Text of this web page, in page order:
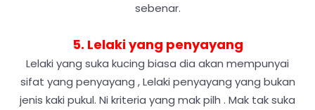
sebenar.
5. Lelaki yang penyayang
Lelaki yang suka kucing biasa dia akan mempunyai
sifat yang penyayang , Lelaki penyayang yang bukan
jenis kaki pukul. Ni kriteria yang mak pilh . Mak tak suka